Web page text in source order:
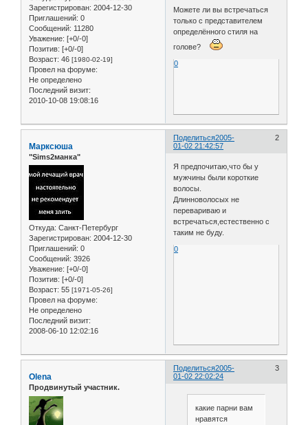
Зарегистрирован: 2004-12-30
Приглашений: 0
Сообщений: 11280
Уважение: [+0/-0]
Позитив: [+0/-0]
Возраст: 46 [1980-02-19]
Провел на форуме:
Не определено
Последний визит:
2010-10-08 19:08:16
Можете ли вы встречаться
только с представителем
определённого стиля на
голове?
0
Поделиться 2
2005-
01-02 21:42:57
Марксюша
"Sims2манка"
Откуда: Санкт-Петербург
Зарегистрирован: 2004-12-30
Приглашений: 0
Сообщений: 3926
Уважение: [+0/-0]
Позитив: [+0/-0]
Возраст: 55 [1971-05-26]
Провел на форуме:
Не определено
Последний визит:
2008-06-10 12:02:16
Я предпочитаю,что бы у
мужчины были короткие
волосы.
Длинноволосых не
перевариваю и
встречаться,естественно с
таким не буду.
0
Поделиться 3
2005-
01-02 22:02:24
Olena
Продвинутый участник.
какие парни вам
нравятся